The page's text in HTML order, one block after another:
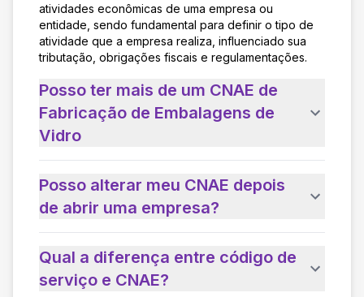
atividades econômicas de uma empresa ou
entidade, sendo fundamental para definir o tipo de
atividade que a empresa realiza, influenciado sua
tributação, obrigações fiscais e regulamentações.
Posso ter mais de um CNAE de
Fabricação de Embalagens de
Vidro
Posso alterar meu CNAE depois
de abrir uma empresa?
Qual a diferença entre código de
serviço e CNAE?